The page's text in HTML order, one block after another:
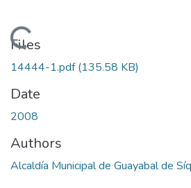
Loading...
Files
14444-1.pdf(135.58 KB)
Date
2008
Authors
Alcaldía Municipal de Guayabal de